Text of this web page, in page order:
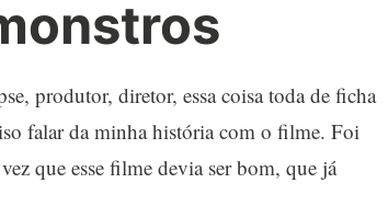
produtor, diretor, essa coisa toda de ficha
falar da minha história com o filme. Foi
que esse filme devia ser bom, que já